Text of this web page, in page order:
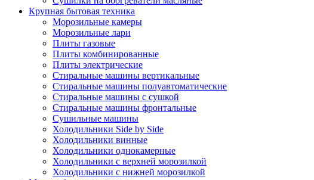
Крупная бытовая техника
Морозильные камеры
Морозильные лари
Плиты газовые
Плиты комбинированные
Плиты электрические
Стиральные машины вертикальные
Стиральные машины полуавтоматические
Стиральные машины с сушкой
Стиральные машины фронтальные
Сушильные машины
Холодильники Side by Side
Холодильники винные
Холодильники однокамерные
Холодильники с верхней морозилкой
Холодильники с нижней морозилкой